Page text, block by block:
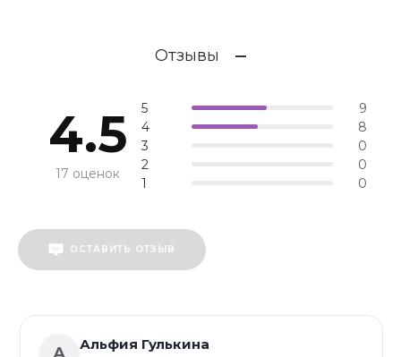
эластичность и устойчивость к
стержень
салонный
гладкости и
химического
Отзывы
4.5
17 оценок
5
9
4
8
3
0
2
0
1
0
ОСТАВИТЬ ОТЗЫВ
Альфия Гулькина